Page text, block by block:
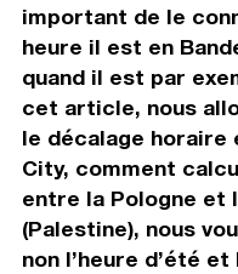
important de le
heure il est en
quand il est par
cet article, nous
le décalage horaire
City, comment
entre la Pologne et
(Palestine), nous
non l’heure d’été